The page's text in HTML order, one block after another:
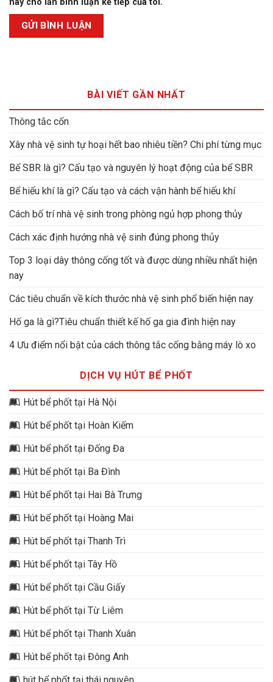
BÀI VIẾT GẦN NHẤT
Thông tắc cốn
Xây nhà vệ sinh tự hoại hết bao nhiêu tiền? Chi phí từng mục
Bể SBR là gì? Cấu tạo và nguyên lý hoạt động của bể SBR
Bể hiếu khí là gì? Cấu tạo và cách vận hành bể hiếu khí
Cách bố trí nhà vệ sinh trong phòng ngủ hợp phong thủy
Cách xác định hướng nhà vệ sinh đúng phong thủy
Top 3 loại dây thông cống tốt và được dùng nhiều nhất hiện
nay
Các tiêu chuẩn về kích thước nhà vệ sinh phổ biến hiện nay
Hố ga là gì?Tiêu chuẩn thiết kế hố ga gia đình hiện nay
4 Ưu điểm nổi bật của cách thông tắc cống bằng máy lò xo
DỊCH VỤ HÚT BỂ PHỐT
Hút bể phốt tại Hà Nội
Hút bể phốt tại Hoàn Kiếm
Hút bể phốt tại Đống Đa
Hút bể phốt tại Ba Đình
Hút bể phốt tại Hai Bà Trưng
Hút bể phốt tại Hoàng Mai
Hút bể phốt tại Thanh Trì
Hút bể phốt tại Tây Hồ
Hút bể phốt tại Cầu Giấy
Hút bể phốt tại Từ Liêm
Hút bể phốt tại Thanh Xuân
Hút bể phốt tại Đông Anh